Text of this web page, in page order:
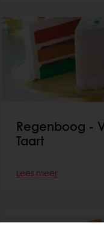
Regenboog -
Taart
Lees meer